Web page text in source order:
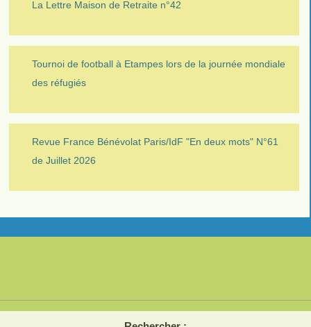
La Lettre Maison de Retraite n°42
Tournoi de football à Etampes lors de la journée mondiale
des réfugiés
Revue France Bénévolat Paris/IdF "En deux mots" N°61
de Juillet 2026